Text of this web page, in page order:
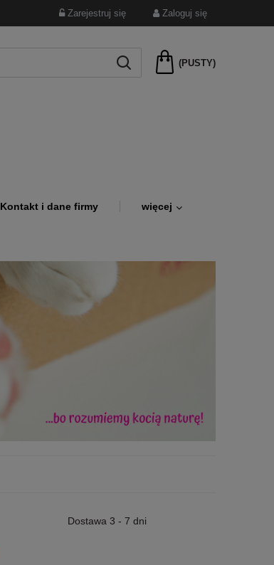
Zarejestruj się Zaloguj się
(PUSTY)
Kontakt i dane firmy więcej
Dostawa 3 - 7 dni